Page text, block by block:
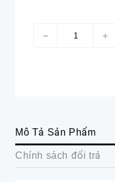
Mô Tả Sản Phẩm
Chính sách đổi trả